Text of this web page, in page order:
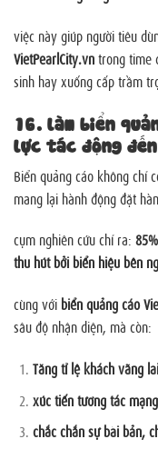
việc này giúp người tiêu
VietPearlCity.vntrong time
sinh hay xuống cấp trầm
16. làm biển
lực tác động
Biển quảng cáo không chỉ
mang lại hành động đặt
cụm nghiên cứu chỉ ra:
thu hút bởi biển hiệu bên
cùng với biển quảng cáo
sâu độ nhận diện, mà còn:
Tăng tỉ lệ khách vãng
xúc tiến tương tác
chắc chắn sự bài bản,